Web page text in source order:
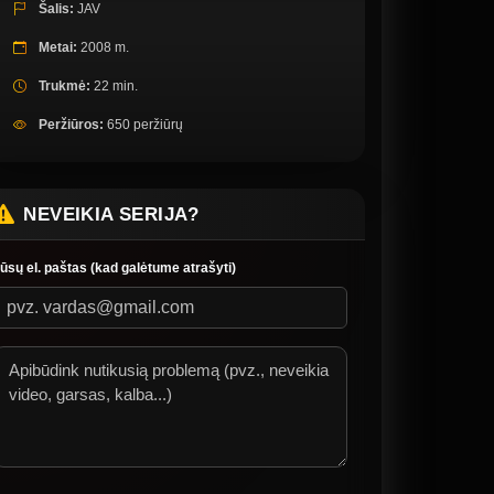
Šalis: JAV
Metai: 2008 m.
Trukmė: 22 min.
Peržiūros: 650 peržiūrų
NEVEIKIA SERIJA?
el. paštas (kad galėtume atrašyti)